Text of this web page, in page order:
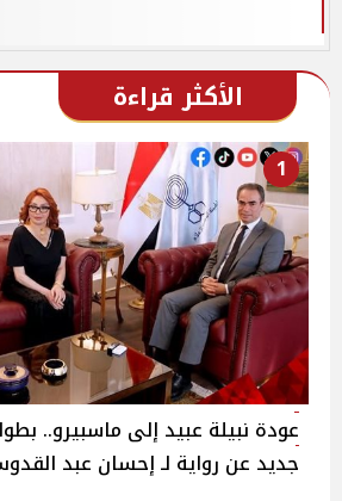
الأكثر قراءة
1
عودة نبيلة عبيد إلى ماسبيرو..
جديد عن رواية لـ إحسان عبد